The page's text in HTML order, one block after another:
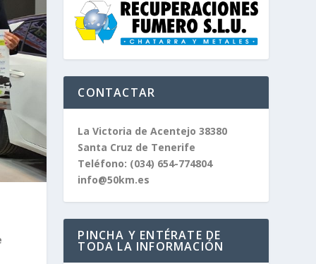
CONTACTAR
La Victoria de Acentejo 38380
Santa Cruz de Tenerife
Teléfono: (034) 654-774804
info@50km.es
PINCHA Y ENTÉRATE DE
TODA LA INFORMACIÓN